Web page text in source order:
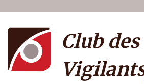
Menu du compte
Club des